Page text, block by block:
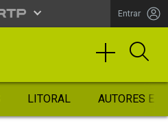
Entrar
LITORAL AUTORES